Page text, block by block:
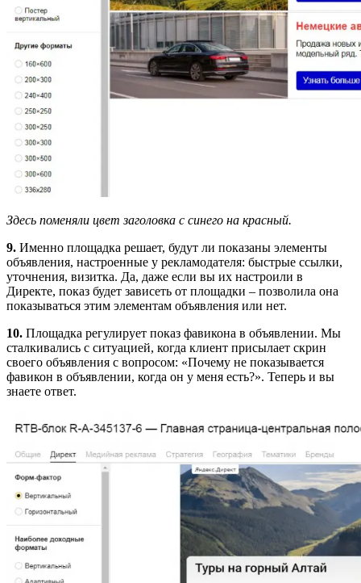
Здесь поменяли цвет заголовка с синего на красный.
9. Именно площадка решает, будут ли показаны элементы
объявления, настроенные у рекламодателя: быстрые ссылки,
уточнения, визитка. Да, даже если вы их настроили в
Директе, показ будет зависеть от площадки – позволила она
показываться этим элементам объявления или нет.
10. Площадка регулирует показ фавикона в объявлении. Мы
сталкивались с ситуацией, когда клиент присылает скрин
своего объявления с вопросом: «Почему не показывается
фавикон в объявлении, когда он у меня есть?». Теперь и вы
знаете ответ.